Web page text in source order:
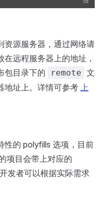
资源服务器，通过网络请
远程服务器上的地址，
包目录下的
remote 文
地址上。详情可参考 上
性的 polyfills 选项，目前
项目会带上对应的
发者可以根据实际需求